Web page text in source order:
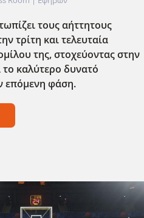
τους αήττητους
τρίτη και τελευταία
της, στοχεύοντας στην
το καλύτερο δυνατό
επόμενη φάση.